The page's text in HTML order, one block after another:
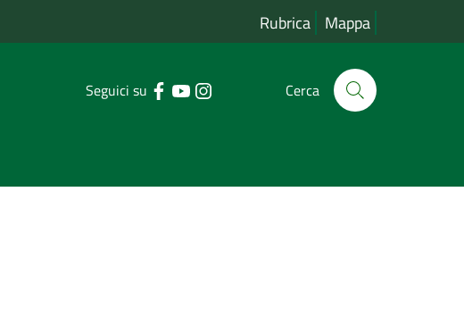
Rubrica Mappa
Seguici su Cerca